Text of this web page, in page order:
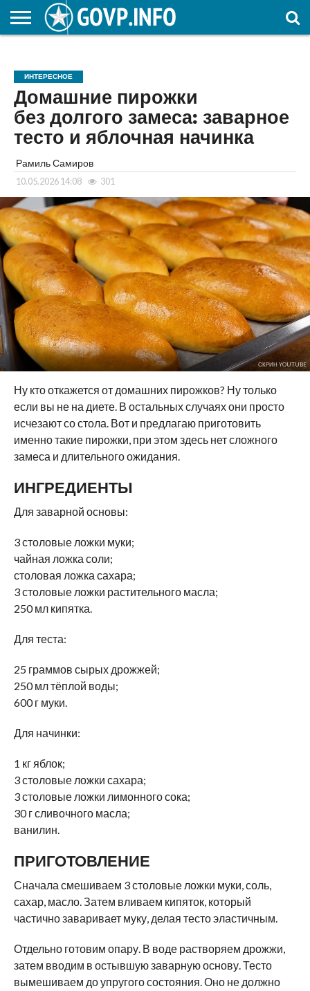
ОБРАЗОВАНИЕ
ИНТЕРЕСНОЕ
Домашние пирожки
без долгого замеса: заварное
тесто и яблочная начинка
Рамиль Самиров
10.05.2026 14:08 301
СКРИН YOUTUBE
Ну кто откажется от домашних пирожков? Ну только
если вы не на диете. В остальных случаях они просто
исчезают со стола. Вот и предлагаю приготовить
именно такие пирожки, при этом здесь нет сложного
замеса и длительного ожидания.
ИНГРЕДИЕНТЫ
Для заварной основы:
3 столовые ложки муки;
чайная ложка соли;
столовая ложка сахара;
3 столовые ложки растительного масла;
250 мл кипятка.
Для теста:
25 граммов сырых дрожжей;
250 мл тёплой воды;
600 г муки.
Для начинки:
1 кг яблок;
3 столовые ложки сахара;
3 столовые ложки лимонного сока;
30 г сливочного масла;
ванилин.
ПРИГОТОВЛЕНИЕ
Сначала смешиваем 3 столовые ложки муки, соль,
сахар, масло. Затем вливаем кипяток, который
частично заваривает муку, делая тесто эластичным.
Отдельно готовим опару. В воде растворяем дрожжи,
затем вводим в остывшую заварную основу. Тесто
вымешиваем до упругого состояния. Оно не должно